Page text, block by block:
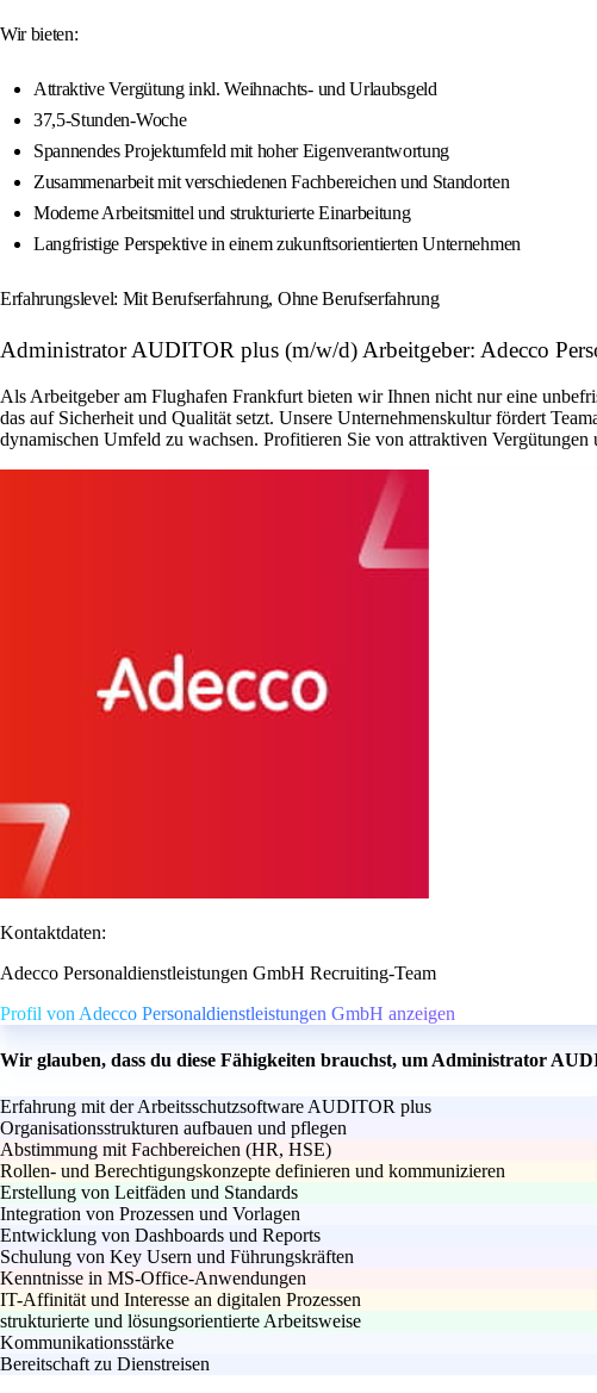
Wir bieten:
Attraktive Vergütung inkl. Weihnachts- und Urlaubsgeld
37,5-Stunden-Woche
Spannendes Projektumfeld mit hoher Eigenverantwortung
Zusammenarbeit mit verschiedenen Fachbereichen und Standorten
Moderne Arbeitsmittel und strukturierte Einarbeitung
Langfristige Perspektive in einem zukunftsorientierten Unternehmen
Erfahrungslevel: Mit Berufserfahrung, Ohne Berufserfahrung
Administrator AUDITOR plus (m/w/d) Arbeitgeber: Adecco
Als Arbeitgeber am Flughafen Frankfurt bieten wir Ihnen nicht nur eine
das auf Sicherheit und Qualität setzt. Unsere Unternehmenskultur fördert
dynamischen Umfeld zu wachsen. Profitieren Sie von attraktiven
Kontaktdaten:
Adecco Personaldienstleistungen GmbH Recruiting-Team
Profil von Adecco Personaldienstleistungen GmbH anzeigen
Wir glauben, dass du diese Fähigkeiten brauchst, um Administrator
Erfahrung mit der Arbeitsschutzsoftware AUDITOR plus
Organisationsstrukturen aufbauen und pflegen
Abstimmung mit Fachbereichen (HR, HSE)
Rollen- und Berechtigungskonzepte definieren und kommunizieren
Erstellung von Leitfäden und Standards
Integration von Prozessen und Vorlagen
Entwicklung von Dashboards und Reports
Schulung von Key Usern und Führungskräften
Kenntnisse in MS-Office-Anwendungen
IT-Affinität und Interesse an digitalen Prozessen
strukturierte und lösungsorientierte Arbeitsweise
Kommunikationsstärke
Bereitschaft zu Dienstreisen